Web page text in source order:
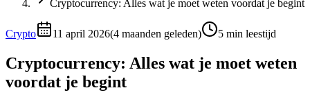
Cryptocurrency: Alles wat je moet weten voordat je begint
Crypto 11 april 2026(4 maanden geleden) 5 min leestijd
Cryptocurrency: Alles wat je moet weten
voordat je begint